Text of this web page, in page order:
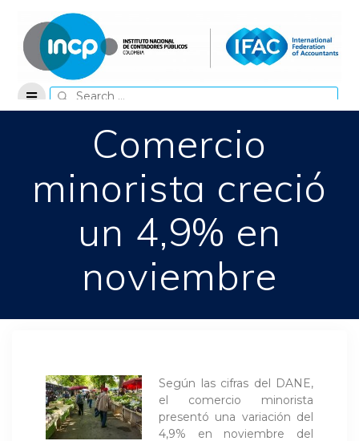
content
Search
for:
Comercio
minorista creció
un 4,9% en
noviembre
Según las cifras del DANE,
el comercio minorista
presentó una variación del
4,9% en noviembre del